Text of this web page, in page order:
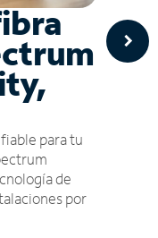
para tu
de
por